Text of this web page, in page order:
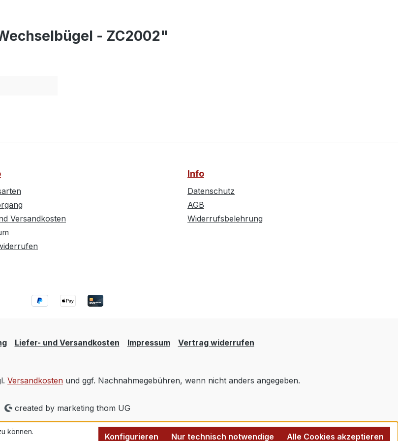
- ZC2002"
Versandkosten
Info
Datenschutz
AGB
Widerrufsbelehrung
Liefer- und Versandkosten Impressum Vertrag widerrufen
Versandkosten und ggf. Nachnahmegebühren, wenn nicht anders angegeben.
created by marketing thom UG
können.
Nur technisch notwendige
Konfigurieren Alle Cookies akzeptieren